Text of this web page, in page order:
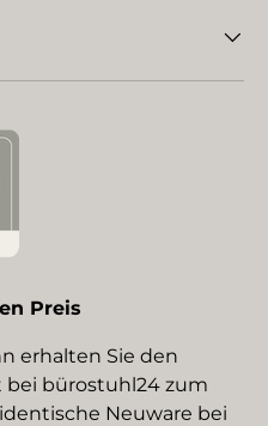
Preis
erhalten Sie den
bürostuhl24 zum
Neuware bei